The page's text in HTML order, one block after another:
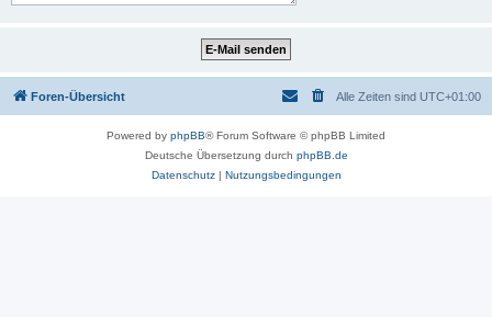
Foren-Übersicht Alle Zeiten sind UTC+01:00
Powered by phpBB® Forum Software © phpBB Limited
Deutsche Übersetzung durch phpBB.de
Datenschutz| Nutzungsbedingungen